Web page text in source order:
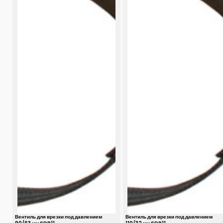
Вентиль для врезки под давлением
Вентиль для врезки под давлением